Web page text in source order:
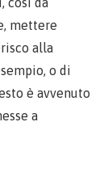
mettere
alla
o di
è avvenuto
a